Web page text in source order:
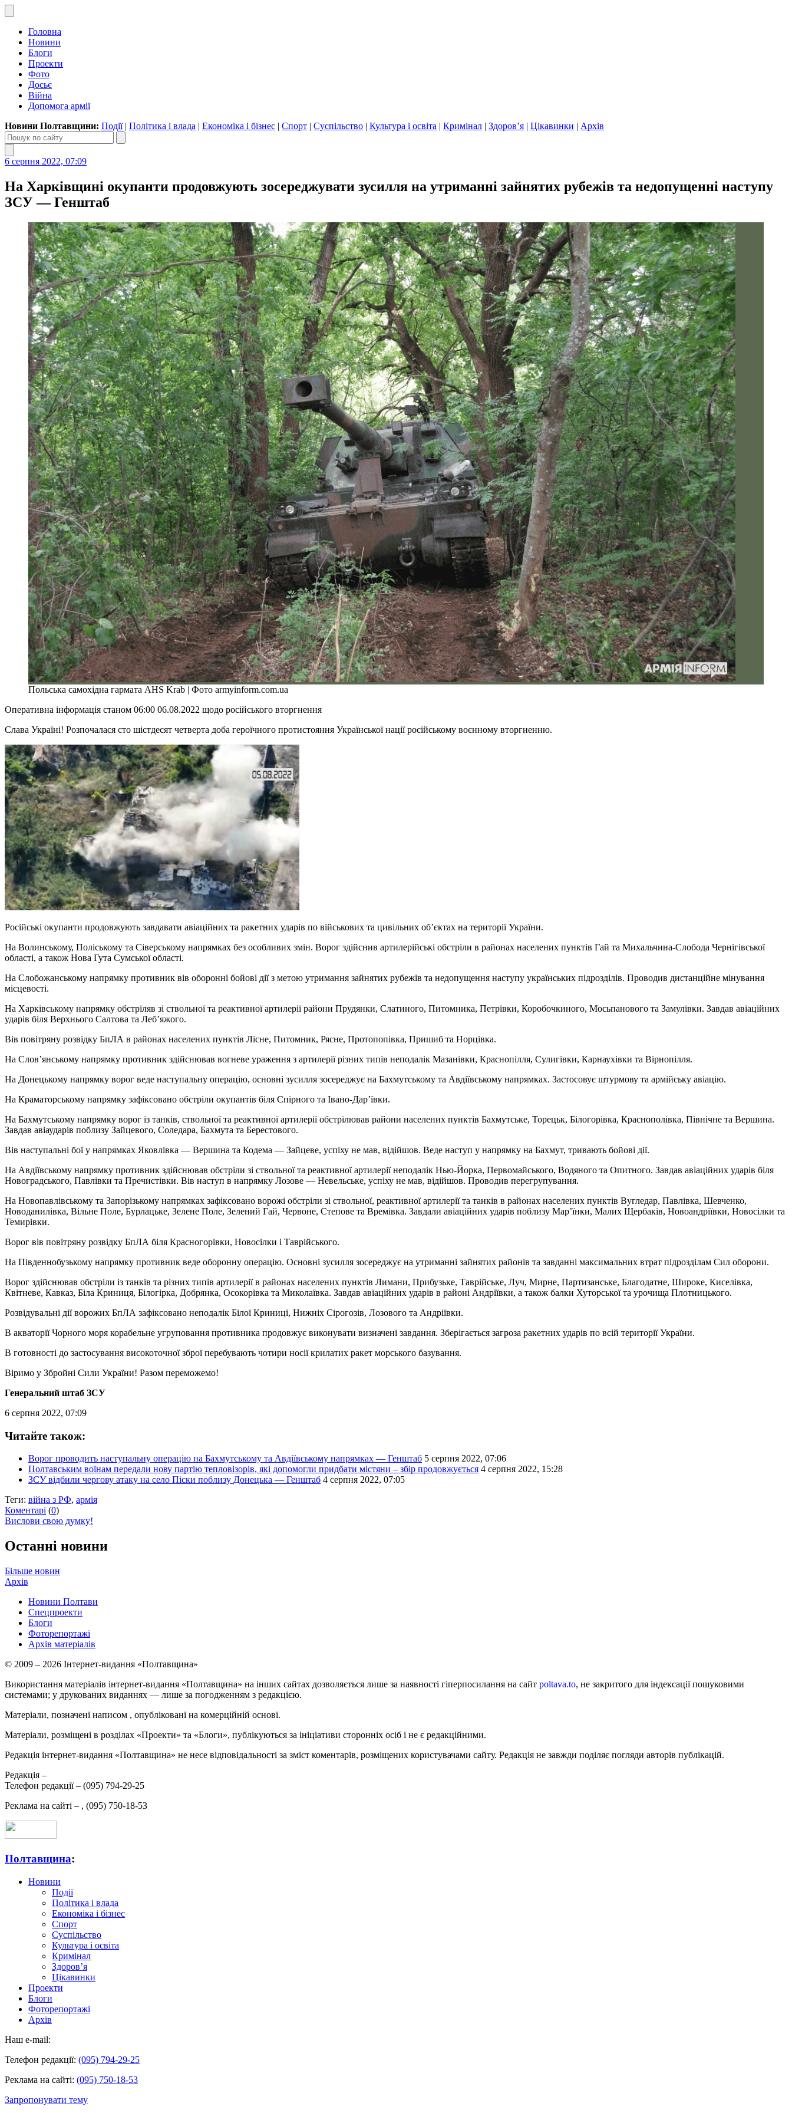
Головна
Новини
Блоги
Проекти
Фото
Досьє
Війна
Допомога армії
Новини Полтавщини: Події| Політика і влада | Економіка і бізнес | Спорт | Суспільство | Культура і освіта | Кримінал | Здоров’я | Цікавинки | Архів
6 серпня 2022, 07:09
На Харківщині окупанти продовжують зосереджувати зусилля на утриманні зайнятих рубежів та недопущенні наступу
ЗСУ — Генштаб
Польська самохідна гармата AHS Krab | Фото armyinform.com.ua
Оперативна інформація станом 06:00 06.08.2022 щодо російського вторгнення
Слава Україні! Розпочалася сто шістдесят четверта доба героїчного протистояння Української нації російському воєнному вторгненню.
Російські окупанти продовжують завдавати авіаційних та ракетних ударів по військових та цивільних об’єктах на території України.
На Волинському, Поліському та Сіверському напрямках без особливих змін. Ворог здійснив артилерійські обстріли в районах населених пунктів Гай та Михальчина-Слобода Чернігівської
області, а також Нова Гута Сумської області.
На Слобожанському напрямку противник вів оборонні бойові дії з метою утримання зайнятих рубежів та недопущення наступу українських підрозділів. Проводив дистанційне мінування
місцевості.
На Харківському напрямку обстріляв зі ствольної та реактивної артилерії райони Прудянки, Слатиного, Питомника, Петрівки, Коробочкиного, Мосьпанового та Замулівки. Завдав авіаційних
ударів біля Верхнього Салтова та Леб’яжого.
Вів повітряну розвідку БпЛА в районах населених пунктів Лісне, Питомник, Рясне, Протопопівка, Пришиб та Норцівка.
На Слов’янському напрямку противник здійснював вогневе ураження з артилерії різних типів неподалік Мазанівки, Краснопілля, Сулигівки, Карнаухівки та Вірнопілля.
На Донецькому напрямку ворог веде наступальну операцію, основні зусилля зосереджує на Бахмутському та Авдіївському напрямках. Застосовує штурмову та армійську авіацію.
На Краматорському напрямку зафіксовано обстріли окупантів біля Спірного та Івано-Дар’ївки.
На Бахмутському напрямку ворог із танків, ствольної та реактивної артилерії обстрілював райони населених пунктів Бахмутське, Торецьк, Білогорівка, Краснополівка, Північне та Вершина.
Завдав авіаударів поблизу Зайцевого, Соледара, Бахмута та Берестового.
Вів наступальні бої у напрямках Яковлівка — Вершина та Кодема — Зайцеве, успіху не мав, відійшов. Веде наступ у напрямку на Бахмут, тривають бойові дії.
На Авдіївському напрямку противник здійснював обстріли зі ствольної та реактивної артилерії неподалік Нью-Йорка, Первомайського, Водяного та Опитного. Завдав авіаційних ударів біля
Новоградського, Павлівки та Пречистівки. Вів наступ в напрямку Лозове — Невельське, успіху не мав, відійшов. Проводив перегрупування.
На Новопавлівському та Запорізькому напрямках зафіксовано ворожі обстріли зі ствольної, реактивної артилерії та танків в районах населених пунктів Вугледар, Павлівка, Шевченко,
Новоданилівка, Вільне Поле, Бурлацьке, Зелене Поле, Зелений Гай, Червоне, Степове та Времівка. Завдали авіаційних ударів поблизу Мар’їнки, Малих Щербаків, Новоандріївки, Новосілки та
Темирівки.
Ворог вів повітряну розвідку БпЛА біля Красногорівки, Новосілки і Таврійського.
На Південнобузькому напрямку противник веде оборонну операцію. Основні зусилля зосереджує на утриманні зайнятих районів та завданні максимальних втрат підрозділам Сил оборони.
Ворог здійснював обстріли із танків та різних типів артилерії в районах населених пунктів Лимани, Прибузьке, Таврійське, Луч, Мирне, Партизанське, Благодатне, Широке, Киселівка,
Квітневе, Кавказ, Біла Криниця, Білогірка, Добрянка, Осокорівка та Миколаївка. Завдав авіаційних ударів в районі Андріївки, а також балки Хуторської та урочища Плотницького.
Розвідувальні дії ворожих БпЛА зафіксовано неподалік Білої Криниці, Нижніх Сірогозів, Лозового та Андріївки.
В акваторії Чорного моря корабельне угруповання противника продовжує виконувати визначені завдання. Зберігається загроза ракетних ударів по всій території України.
В готовності до застосування високоточної зброї перебувають чотири носії крилатих ракет морського базування.
Віримо у Збройні Сили України! Разом переможемо!
Генеральний штаб ЗСУ
6 серпня 2022, 07:09
Читайте також:
Ворог проводить наступальну операцію на Бахмутському та Авдіївському напрямках — Генштаб 5 серпня 2022, 07:06
Полтавським воїнам передали нову партію тепловізорів, які допомогли придбати містяни – збір продовжується 4 серпня 2022, 15:28
ЗСУ відбили чергову атаку на село Піски поблизу Донецька — Генштаб 4 серпня 2022, 07:05
Теги: війна з РФ, армія
Коментарі (0)
Вислови свою думку!
Останні новини
Більше новин
Архів
Новини Полтави
Спецпроекти
Блоги
Фоторепортажі
Архів матеріалів
© 2009 – 2026 Інтернет-видання «Полтавщина»
Використання матеріалів інтернет-видання «Полтавщина» на інших сайтах дозволяється лише за наявності гіперпосилання на сайт poltava.to, не закритого для індексації пошуковими
системами; у друкованих виданнях — лише за погодженням з редакцією.
Матеріали, позначені написом , опубліковані на комерційній основі.
Матеріали, розміщені в розділах «Проекти» та «Блоги», публікуються за ініціативи сторонніх осіб і не є редакційними.
Редакція інтернет-видання «Полтавщина» не несе відповідальності за зміст коментарів, розміщених користувачами сайту. Редакція не завжди поділяє погляди авторів публікацій.
Редакція –
Телефон редакції – (095) 794-29-25
Реклама на сайті – , (095) 750-18-53
Полтавщина:
Новини
Події
Політика і влада
Економіка і бізнес
Спорт
Суспільство
Культура і освіта
Кримінал
Здоров’я
Цікавинки
Проекти
Блоги
Фоторепортажі
Архів
Наш e-mail:
Телефон редакції: (095) 794-29-25
Реклама на сайті: (095) 750-18-53
Запропонувати тему